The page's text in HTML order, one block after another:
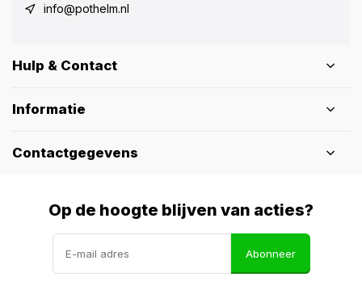
info@pothelm.nl
Hulp & Contact
Informatie
Contactgegevens
Op de hoogte blijven van acties?
Abonneer